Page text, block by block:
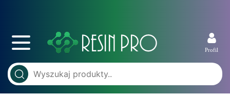
Profil